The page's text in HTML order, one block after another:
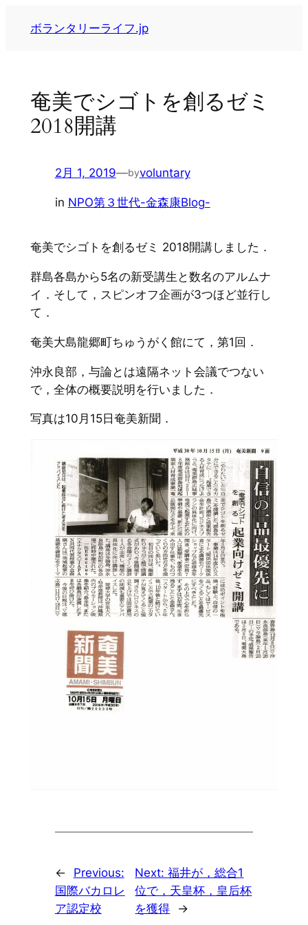
ボランタリーライフ.jp
奄美でシゴトを創るゼミ
2018開講
2月 1, 2019—byvoluntary
in NPO第３世代-金森康Blog-
奄美でシゴトを創るゼミ 2018開講しました．
群島各島から5名の新受講生と数名のアルムナ
イ．そして，スピンオフ企画が3つほど並行し
て．
奄美大島龍郷町ちゅうがく館にて，第1回．
沖永良部，与論とは遠隔ネット会議でつない
で，全体の概要説明を行いました．
写真は10月15日奄美新聞．
←
Previous:
国際バカロレ
ア認定校
Next:福井が，総合1
位で，天皇杯，皇后杯
を獲得
→